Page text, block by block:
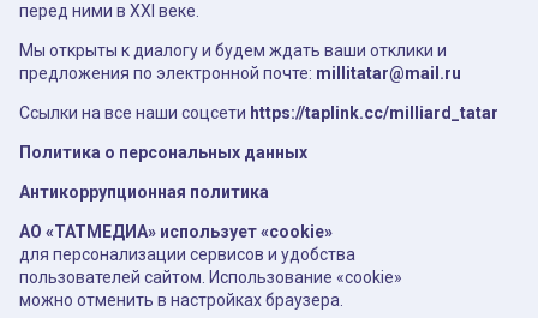
перед ними в XXI веке.
Мы открыты к диалогу и будем ждать ваши отклики и
предложения по электронной почте: millitatar@mail.ru
Ссылки на все наши соцсети https://taplink.cc/milliard_tatar
Политика о персональных данных
Антикоррупционная политика
АО «ТАТМЕДИА» использует «cookie»
для персонализации сервисов и удобства
пользователей сайтом. Использование «cookie»
можно отменить в настройках браузера.